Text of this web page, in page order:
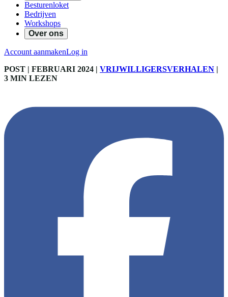
Besturenloket
Bedrijven
Workshops
Over ons
Account aanmakenLog in
POST | FEBRUARI 2024 | VRIJWILLIGERSVERHALEN |
3 MIN LEZEN